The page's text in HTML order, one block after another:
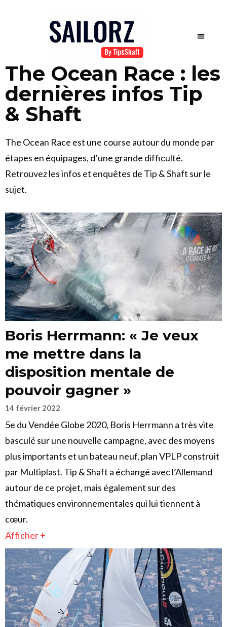
The Ocean Race : les
dernières infos Tip
& Shaft
The Ocean Race est une course autour du monde par
étapes en équipages, d’une grande difficulté.
Retrouvez les infos et enquêtes de Tip & Shaft sur le
sujet.
Boris Herrmann: « Je veux
me mettre dans la
disposition mentale de
pouvoir gagner »
14 février 2022
5e du Vendée Globe 2020, Boris Herrmann a très vite
basculé sur une nouvelle campagne, avec des moyens
plus importants et un bateau neuf, plan VPLP construit
par Multiplast. Tip & Shaft a échangé avec l’Allemand
autour de ce projet, mais également sur des
thématiques environnementales qui lui tiennent à
cœur.
Afficher +